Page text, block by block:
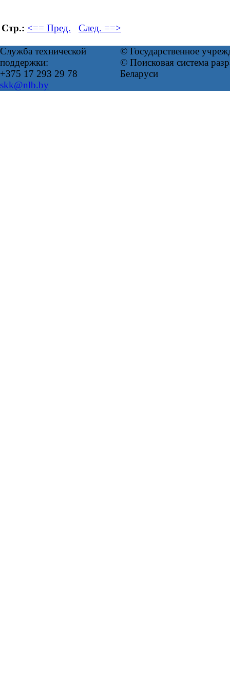
Стр.: <== Пред. След. ==>
Служба технической
поддержки:
+375 17 293 29 78
skk@nlb.by
© Государственное
© Поисковая система
Беларуси